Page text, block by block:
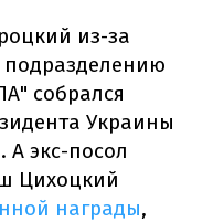
из-за
подразделению
собрался
Украины
экс-посол
Цихоцкий
награды,